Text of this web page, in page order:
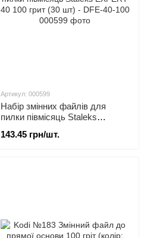
Артикул: 000599
Набір змінних файлів для
пилки півмісяць Staleks
DFE-40-100
143.45 грн/шт.